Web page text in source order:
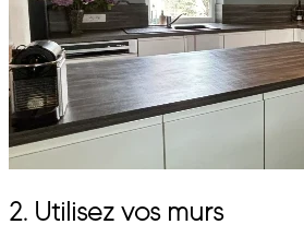
2. Utilisez vos murs